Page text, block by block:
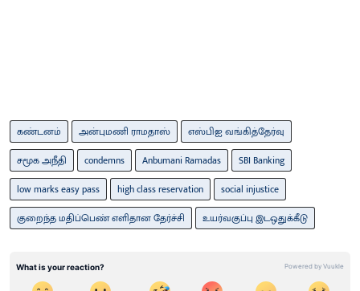
கண்டனம் அன்புமணி ராமதாஸ்
எஸ்பிஐ வங்கித்தேர்வு
சமூக அநீதி
condemns Anbumani Ramadas
SBI Banking
low marks easy pass
high class reservation
social injustice
குறைந்த மதிப்பெண் எளிதான தேர்ச்சி
உயர்வகுப்பு இடஒதுக்கீடு